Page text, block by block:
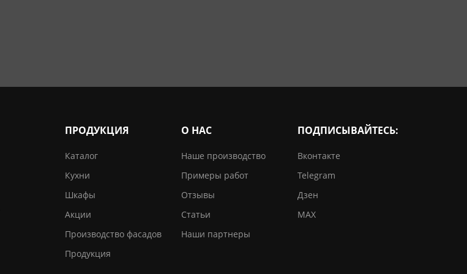
ПРОДУКЦИЯ
Каталог
Кухни
Шкафы
Акции
Производство фасадов
Продукция
О НАС
Наше производство
Примеры работ
Отзывы
Статьи
Наши партнеры
ПОДПИСЫВАЙТЕСЬ:
Вконтакте
Telegram
Дзен
MAX